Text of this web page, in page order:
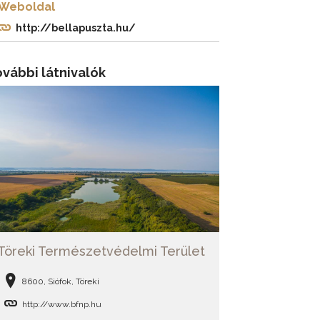
http://bellapuszta.hu/
látnivalók
Természetvédelmi Terület
8600, Siófok, Töreki
http://www.bfnp.hu